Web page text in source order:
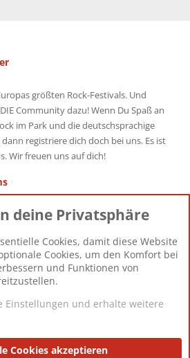
größten Rock-Festivals. Und
Community dazu! Wenn Du Spaß an
im Park und die deutschsprachige
registriere dich doch bei uns. Es ist
Wir freuen uns auf dich!
12.425
Toddster85
Impressum
deine Privatsphäre
Cookies, damit diese Website
Cookies, um den Komfort bei
und Funktionen von
Einstellungen und erhalte weitere
Cookies akzeptieren